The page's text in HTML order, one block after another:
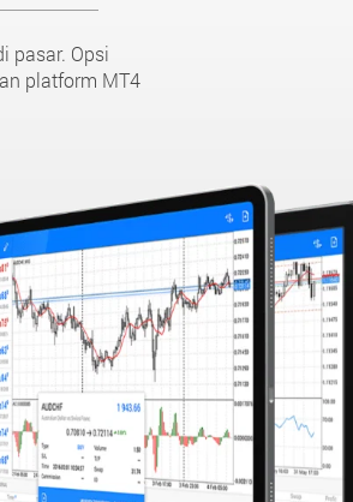
pasar. Opsi
platform MT4